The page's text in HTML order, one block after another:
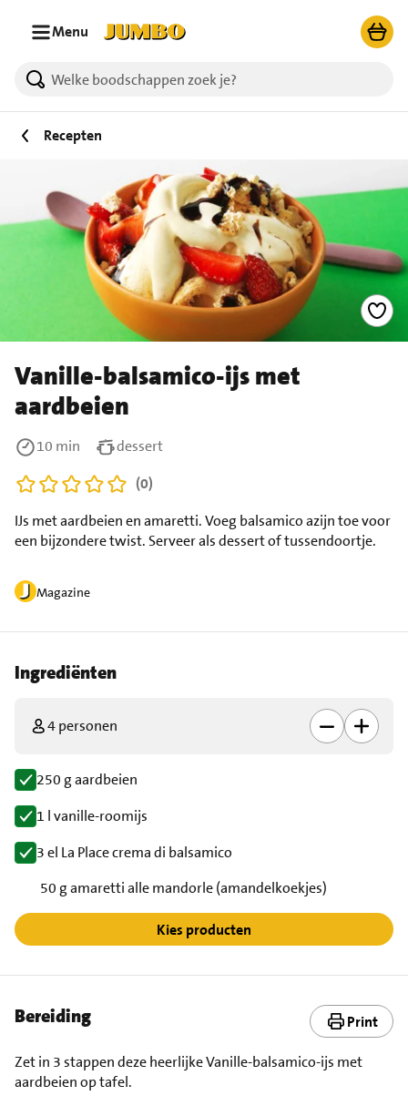
Menu
Recepten
Vanille-balsamico-ijs met
aardbeien
Magazine
IJs met aardbeien en amaretti. Voeg balsamico azijn toe voor
een bijzondere twist. Serveer als dessert of tussendoortje.
10 min
dessert
(0)
Ingrediënten
4 personen
250 g aardbeien
1 l vanille-roomijs
3 el La Place crema di balsamico
50 g amaretti alle mandorle (amandelkoekjes)
Kies producten
Bereiding Print
Zet in 3 stappen deze heerlijke Vanille-balsamico-ijs met
aardbeien op tafel.